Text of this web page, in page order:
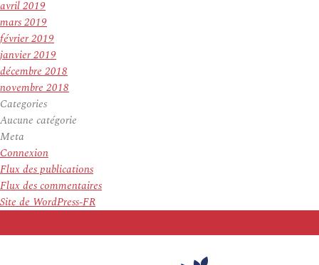
avril 2019
mars 2019
février 2019
janvier 2019
décembre 2018
novembre 2018
Categories
Aucune catégorie
Meta
Connexion
Flux des publications
Flux des commentaires
Site de WordPress-FR